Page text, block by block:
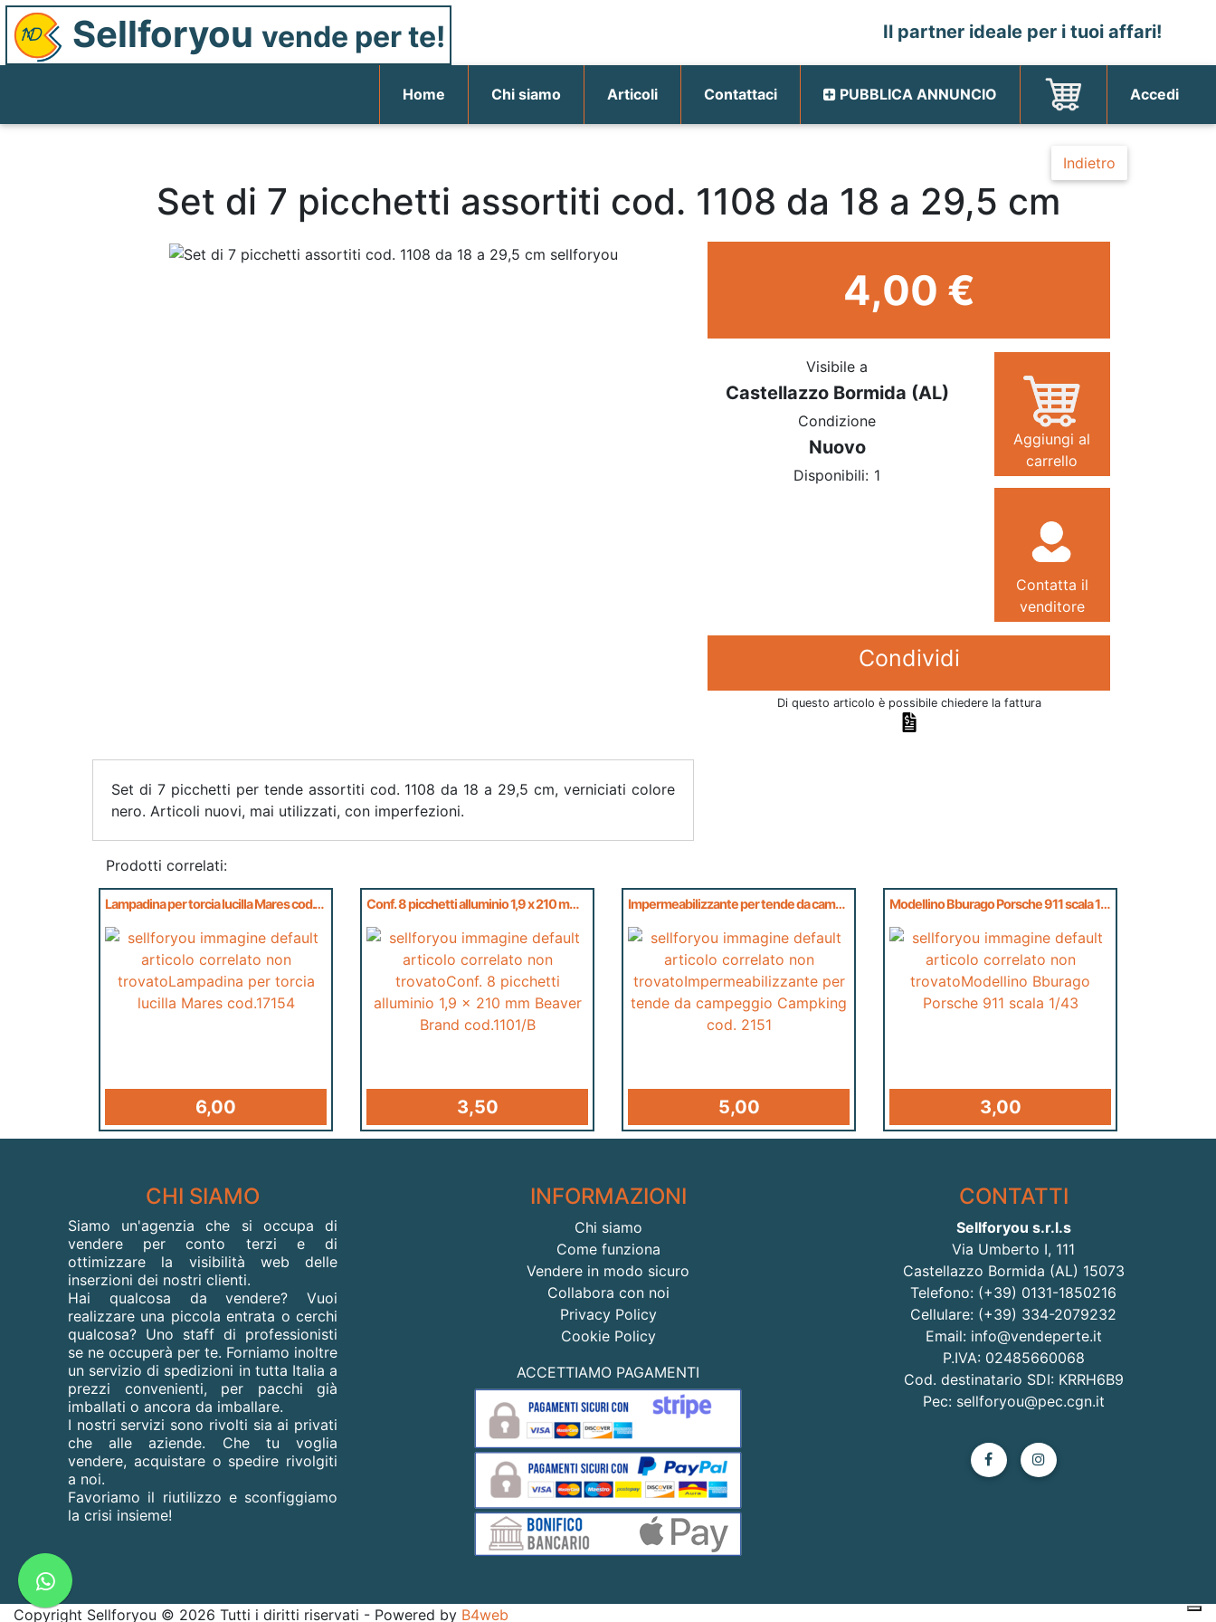
Sellforyou vende per te! Il partner ideale per i tuoi affari!
Home (current)Chi siamo Articoli Contattaci PUBBLICA ANNUNCIO Accedi
Indietro
Set di 7 picchetti assortiti cod. 1108 da 18 a 29,5 cm
4,00 €
Visibile a
Castellazzo Bormida (AL)
Condizione
Nuovo
Disponibili: 1
Aggiungi al
carrello
Contatta il
venditore
Condividi
Di questo articolo è possibile chiedere la fattura
Set di 7 picchetti per tende assortiti cod. 1108 da 18 a 29,5 cm, verniciati colore
nero. Articoli nuovi, mai utilizzati, con imperfezioni.
Prodotti correlati:
Lampadina per torcia lucilla Mares cod.17154
6,00
Conf. 8 picchetti alluminio 1,9 x 210 mm Beaver Brand cod.1101/B
3,50
Impermeabilizzante per tende da campeggio Campking cod. 2151
5,00
Modellino Bburago Porsche 911 scala 1/43
3,00
CHI SIAMO
Siamo un'agenzia che si occupa di
vendere per conto terzi e di
ottimizzare la visibilità web delle
inserzioni dei nostri clienti.
Hai qualcosa da vendere? Vuoi
realizzare una piccola entrata o cerchi
qualcosa? Uno staff di professionisti
se ne occuperà per te. Forniamo inoltre
un servizio di spedizioni in tutta Italia a
prezzi convenienti, per pacchi già
imballati o ancora da imballare.
I nostri servizi sono rivolti sia ai privati
che alle aziende. Che tu voglia
vendere, acquistare o spedire rivolgiti
a noi.
Favoriamo il riutilizzo e sconfiggiamo
la crisi insieme!
INFORMAZIONI
Chi siamo
Come funziona
Vendere in modo sicuro
Collabora con noi
Privacy Policy
Cookie Policy
ACCETTIAMO PAGAMENTI
CONTATTI
Sellforyou s.r.l.s
Via Umberto I, 111
Castellazzo Bormida (AL) 15073
Telefono: (+39) 0131-1850216
Cellulare: (+39) 334-2079232
Email: info@vendeperte.it
P.IVA: 02485660068
Cod. destinatario SDI: KRRH6B9
Pec: sellforyou@pec.cgn.it
Copyright Sellforyou © 2026 Tutti i diritti riservati - Powered by B4web